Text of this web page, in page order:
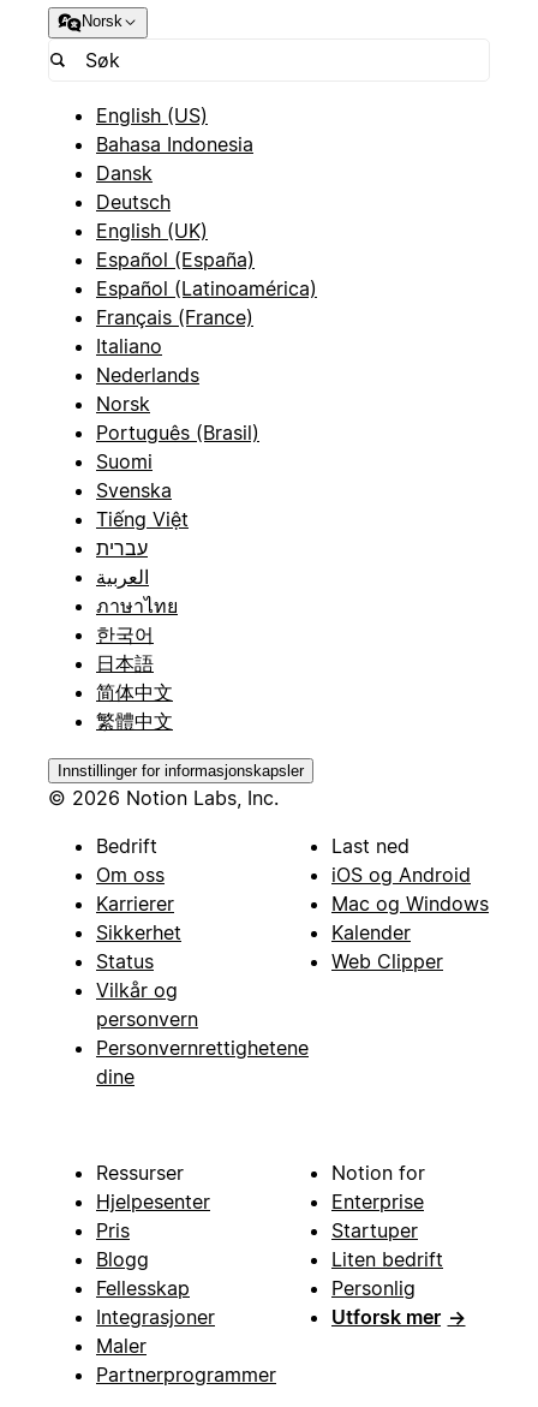
Norsk
English (US)
Bahasa Indonesia
Dansk
Deutsch
English (UK)
Español (España)
Español (Latinoamérica)
Français (France)
Italiano
Nederlands
Norsk
Português (Brasil)
Suomi
Svenska
Tiếng Việt
עברית
العربية
ภาษาไทย
한국어
日本語
简体中文
繁體中文
Innstillinger for informasjonskapsler
© 2026 Notion Labs, Inc.
Bedrift
Om oss
Karrierer
Sikkerhet
Status
Vilkår og
personvern
Personvernrettighetene
dine
Last ned
iOS og Android
Mac og Windows
Kalender
Web Clipper
Ressurser
Hjelpesenter
Pris
Blogg
Fellesskap
Integrasjoner
Maler
Partnerprogrammer
Notion for
Enterprise
Startuper
Liten bedrift
Personlig
Utforsk mer →